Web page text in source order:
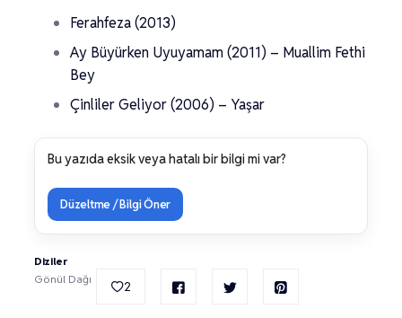
Ferahfeza (2013)
Ay Büyürken Uyuyamam (2011) – Muallim Fethi
Bey
Çinliler Geliyor (2006) – Yaşar
Bu yazıda eksik veya hatalı bir bilgi mi var?
Düzeltme / Bilgi Öner
Diziler
Gönül Dağı
2